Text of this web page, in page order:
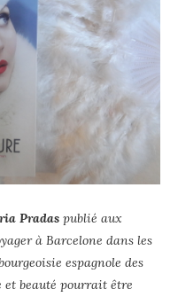
Pradas publié aux
à Barcelone dans les
espagnole des
et beauté pourrait être